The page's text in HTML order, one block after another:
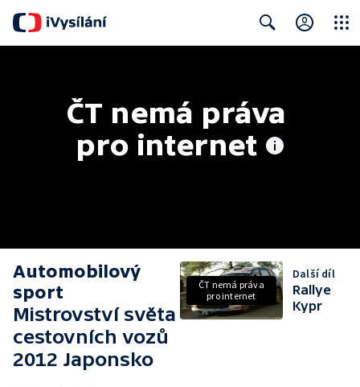
ČT nemá práva
pro internet
Automobilový
sport
Mistrovství světa
cestovních vozů
2012 Japonsko
ČT nemá práva
pro internet
Další díl
Rallye
Kypr